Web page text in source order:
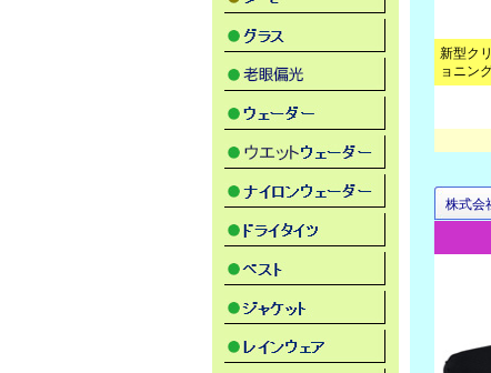
新型ク
ョニン
株式会